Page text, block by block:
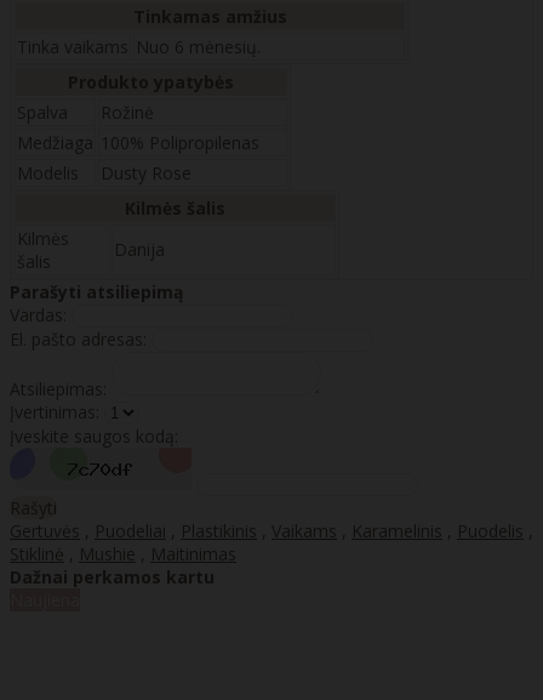
Tinka vaikams Nuo 6 mėnesių.
Spalva
Rožinė
Medžiaga 100% Polipropilenas
Modelis
Dusty Rose
Kilmės
šalis
Danija
Parašyti atsiliepimą
Vardas:
El. pašto adresas:
Atsiliepimas:
Įvertinimas:
Įveskite saugos kodą:
Rašyti
Gertuvės
Puodeliai Plastikinis Vaikams Karamelinis Puodelis
Stiklinė
Mushie
Maitinimas
Dažnai perkamos kartu